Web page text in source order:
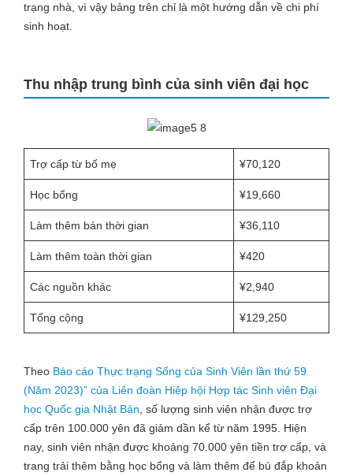
trạng nhà, vì vậy bảng trên chỉ là một hướng dẫn về chi phí
sinh hoạt.
Thu nhập trung bình của sinh viên đại học
Trợ cấp từ bố mẹ ¥70,120
Học bổng ¥19,660
Làm thêm bán thời gian ¥36,110
Làm thêm toàn thời gian ¥420
Các nguồn khác ¥2,940
Tổng cộng ¥129,250
Theo Báo cáo Thực trạng Sống của Sinh Viên lần thứ 59
(Năm 2023)” của Liên đoàn Hiệp hội Hợp tác Sinh viên Đại
học Quốc gia Nhật Bản , số lượng sinh viên nhận được trợ
cấp trên 100.000 yên đã giảm dần kể từ năm 1995. Hiện
nay, sinh viên nhận được khoảng 70.000 yên tiền trợ cấp, và
trang trải thêm bằng học bổng và làm thêm để bù đắp khoản